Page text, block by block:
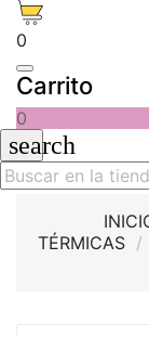
0
Carrito
0
search
TÉRMICAS